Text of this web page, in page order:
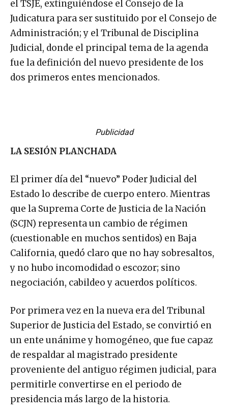
el TSJE, extinguiéndose el Consejo de la
Judicatura para ser sustituido por el Consejo de
Administración; y el Tribunal de Disciplina
Judicial, donde el principal tema de la agenda
fue la definición del nuevo presidente de los
dos primeros entes mencionados.
Publicidad
LA SESIÓN PLANCHADA
El primer día del “nuevo” Poder Judicial del
Estado lo describe de cuerpo entero. Mientras
que la Suprema Corte de Justicia de la Nación
(SCJN) representa un cambio de régimen
(cuestionable en muchos sentidos) en Baja
California, quedó claro que no hay sobresaltos,
y no hubo incomodidad o escozor; sino
negociación, cabildeo y acuerdos políticos.
Por primera vez en la nueva era del Tribunal
Superior de Justicia del Estado, se convirtió en
un ente unánime y homogéneo, que fue capaz
de respaldar al magistrado presidente
proveniente del antiguo régimen judicial, para
permitirle convertirse en el periodo de
presidencia más largo de la historia.